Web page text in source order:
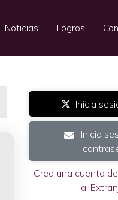
Noticias Logros
Inicia
Inicia
Crea una cuenta
al